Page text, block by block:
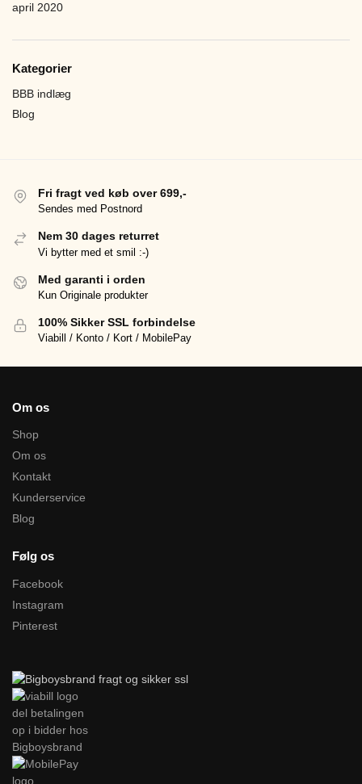
april 2020
Kategorier
BBB indlæg
Blog
Fri fragt ved køb over 699,-
Sendes med Postnord
Nem 30 dages returret
Vi bytter med et smil :-)
Med garanti i orden
Kun Originale produkter
100% Sikker SSL forbindelse
Viabill / Konto / Kort / MobilePay
Om os
Shop
Om os
Kontakt
Kunderservice
Blog
Følg os
Facebook
Instagram
Pinterest